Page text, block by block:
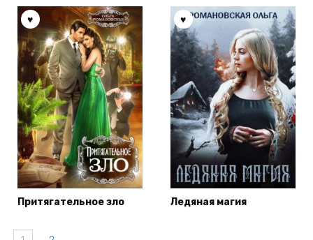
Притягательное зло Ледяная магия